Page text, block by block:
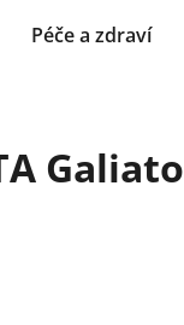
Péče a zdraví
Galiato